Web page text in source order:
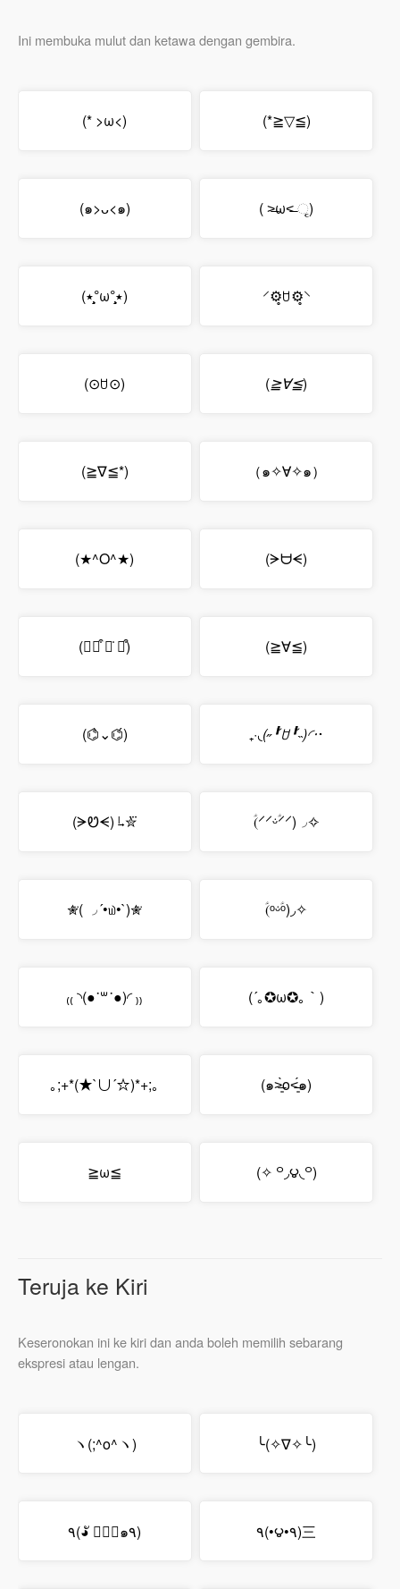
Ini membuka mulut dan ketawa dengan gembira.
(* >ω<) (*≧▽≦)
(๑>ᴗ<๑) ( ˃̶ω˂̶ ૃ)
(٭°̧̧̧ω°̧̧̧٭) ⸍⚙̥ꇴ⚙̥⸌
(⊙ꇴ⊙) (≧∀≦)
(≧∇≦*) （๑✧∀✧๑）
(★^O^★) (ᗒᗨᗕ)
(⌯꒪͒ ꌂ̇ ꒪͒) (≧∀≦)
(⌬̀⌄⌬́) ₊·◟(˶╹̆ꇴ╹̆˵)◜‧･
(ᗒᏬᗕ) ˡ̵˖✮⃛ (ؑ⸍⸍ᵕؑ̇⸍⸍)◞✧
✮⃛( ◞´•௰•`)✮⃛ (ؑᵒᵕؑ̇ᵒ)◞✧
₍₍ ◝(●˙꒳˙●)◜ ₎₎ (´｡✪ω✪｡｀)
｡;+*(★`∪´☆)*+;｡ (๑˃̶͈̀o˂̶͈́๑)
≧ω≦ (✧ ꒪◞౪◟꒪)
Teruja ke Kiri
Keseronokan ini ke kiri dan anda boleh memilih sebarang
ekspresi atau lengan.
ヽ(;^o^ヽ) ╰(✧∇✧╰)
٩(◕ั ∀◕ั๑٩) ٩(•౪•٩)三